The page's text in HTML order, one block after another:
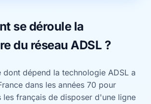
se déroule la
du réseau ADSL ?
dont dépend la technologie ADSL a
dans les années 70 pour
les français de disposer d'une ligne